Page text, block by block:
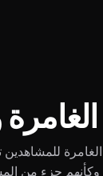
توفر مقاطع فيديو 360
جزء من